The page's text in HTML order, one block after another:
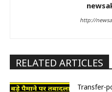
http://
RELATED ARTICLES
Transfer-